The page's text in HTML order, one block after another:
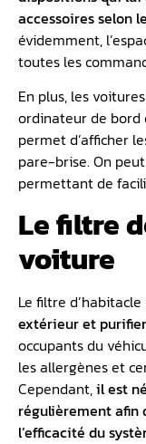
accessoires selon
évidemment,
toutes les
En plus, les
ordinateur de bord
permet d’afficher
pare-brise. On
permettant de
Le filtre
voiture
Le filtre
extérieur et
occupants du
les allergènes et
Cependant,il est
régulièrement afin
l’efficacité du